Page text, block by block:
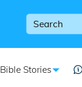
Bible Stories